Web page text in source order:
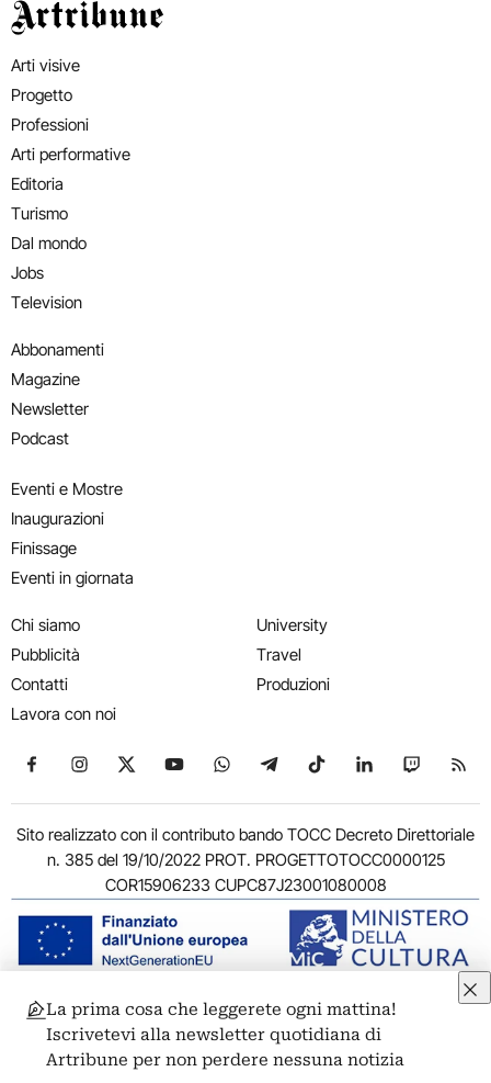
Artribune
Arti visive
Progetto
Professioni
Arti performative
Editoria
Turismo
Dal mondo
Jobs
Television
Abbonamenti
Magazine
Newsletter
Podcast
Eventi e Mostre
Inaugurazioni
Finissage
Eventi in giornata
Chi siamo
Pubblicità
Contatti
Lavora con noi
University
Travel
Produzioni
Seguici su Facebook
Seguici su Instagram
Seguici su X
Seguici su YouTube
Seguici su WhatsApp
Seguici su Telegram
Seguici su TikTok
Seguici su
Seguici
Sito realizzato con il contributo bando TOCC Decreto Direttoriale
n. 385 del 19/10/2022 PROT. PROGETTOTOCC0000125
COR15906233 CUPC87J23001080008
© 2011-2026 ARTRIBUNE srl – Corso Vittorio Emanuele II, 287 –
00186 Roma - P.I. 11381581005
Privacy: Responsabile della protezione dei dati personali
La prima cosa che leggerete ogni mattina!
Iscrivetevi alla newsletter quotidiana di
Artribune per non perdere nessuna notizia